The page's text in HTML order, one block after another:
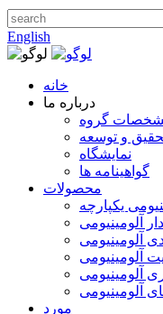
English
خانه
درباره ما
گروه
و توسعه
نمایشگاه
گواهینامه ها
محصولات
یکپارچه
آلومینیومی
آلومینیومی
آلومینیومی
آلومینیومی
آلومینیومی
مورد